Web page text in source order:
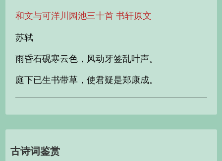
和文与可洋川园池三十首 书轩原文
苏轼
雨昏石砚寒云色，风动牙签乱叶声。
庭下已生书带草，使君疑是郑康成。
古诗词鉴赏